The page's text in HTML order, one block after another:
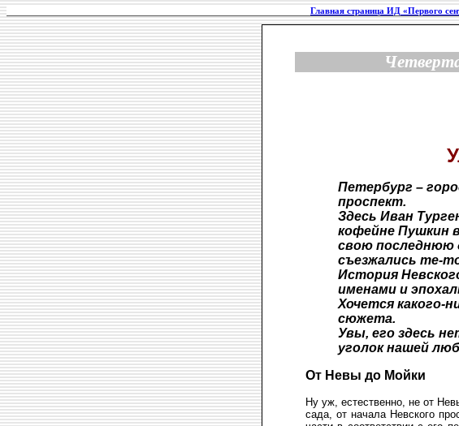
Главная страница ИД «Первого
Петербург –
проспект.
Здесь Иван
кофейне Пушкин
свою последнюю
съезжались те-
История
именами и
Хочется какого-
сюжета.
Увы, его здесь
уголок нашей
От Невы до Мойки
Ну уж, естественно, не от
сада, от начала Невского